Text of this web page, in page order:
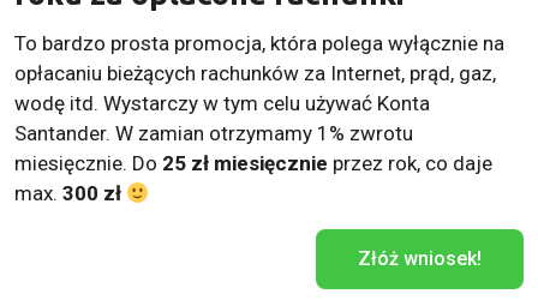
To bardzo prosta promocja, która polega wyłącznie na
opłacaniu bieżących rachunków za Internet, prąd, gaz,
wodę itd. Wystarczy w tym celu używać Konta
Santander. W zamian otrzymamy 1% zwrotu
miesięcznie. Do 25 zł miesięcznie przez rok, co daje
max. 300 zł
Złóż wniosek!